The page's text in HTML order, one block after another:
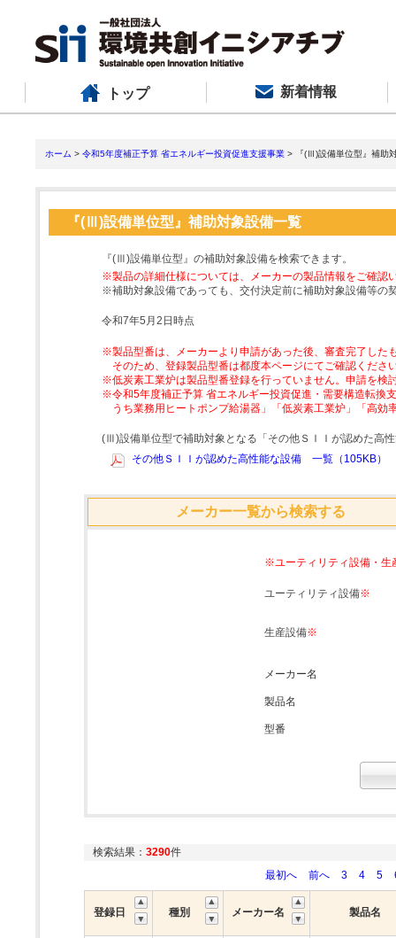
トップ 新着情報
ホーム > 令和5年度補正予算 省エネルギー投資促進支援事業 > 『(Ⅲ)設備単位型』補助
『(Ⅲ)設備単位型』補助対象設備一覧
『(Ⅲ)設備単位型』の補助対象設備を検索できます。
※製品の詳細仕様については、メーカーの製品情報をご確認
※補助対象設備であっても、交付決定前に補助対象設備等の
令和7年5月2日時点
※製品型番は、メーカーより申請があった後、審査完了した
そのため、登録製品型番は都度本ページにてご確認くださ
※低炭素工業炉は製品型番登録を行っていません。申請を検
※令和5年度補正予算 省エネルギー投資促進・需要構造転換
うち業務用ヒートポンプ給湯器」「低炭素工業炉」「高
(Ⅲ)設備単位型で補助対象となる「その他ＳＩＩが認めた高
その他ＳＩＩが認めた高性能な設備 一覧（105KB）
メーカー一覧から検索する
※ユーティリティ設備・生
ユーティリティ設備※
生産設備※
メーカー名
製品名
型番
検索結果： 3290件
最初へ
前へ 3 4 5
登録日 種別 メーカー名 製品名